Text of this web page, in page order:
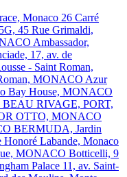
Monaco 26 Carré
45 Rue Grimaldi,
Ambassador,
17, av. de
- Saint Roman,
MONACO Azur
Bay House, MONACO
BEAU RIVAGE, PORT,
OTTO, MONACO
BERMUDA, Jardin
Honoré Labande, Monaco
MONACO Botticelli, 9
Palace 11, av. Saint-